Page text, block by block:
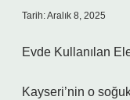
Tarih: Aralık 8, 2025
Evde Kullanılan
Kayseri’nin o